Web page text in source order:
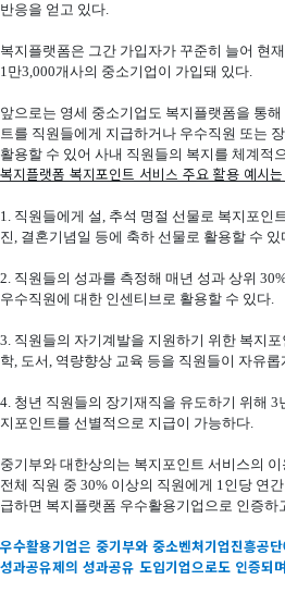
반응을 얻고 있다.
복지플랫폼은 그간 가입자가 꾸준히 늘어 현
1만3,000개사의 중소기업이 가입돼 있다.
앞으로는 영세 중소기업도 복지플랫폼을 통
트를 직원들에게 지급하거나 우수직원 또는
활용할 수 있어 사내 직원들의 복지를 체계적
복지플랫폼 복지포인트 서비스 주요 활용 예시
1. 직원들에게 설, 추석 명절 선물로 복지포인
진, 결혼기념일 등에 축하 선물로 활용할 수 있
2. 직원들의 성과를 측정해 매년 성과 상위
우수직원에 대한 인센티브로 활용할 수 있다.
3. 직원들의 자기계발을 지원하기 위한 복지
학, 도서, 역량향상 교육 등을 직원들이 자유
4. 청년 직원들의 장기재직을 유도하기 위해
지포인트를 선별적으로 지급이 가능하다.
중기부와 대한상의는 복지포인트 서비스의
전체 직원 중 30% 이상의 직원에게 1인당 연
급하면 복지플랫폼 우수활용기업으로 인증
우수활용기업은 중기부와 중소벤처기업진흥공
성과공유제의 성과공유 도입기업으로도 인증되